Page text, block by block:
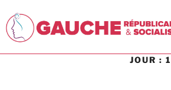
JOUR :